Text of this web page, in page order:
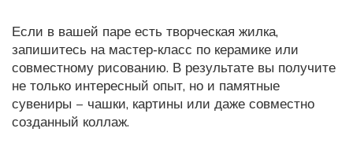
Если в вашей паре есть творческая жилка,
запишитесь на мастер‑класс по керамике или
совместному рисованию. В результате вы получите
не только интересный опыт, но и памятные
сувениры – чашки, картины или даже совместно
созданный коллаж.